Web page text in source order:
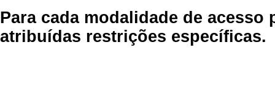
Para cada modalidade de
atribuídas restrições específicas.